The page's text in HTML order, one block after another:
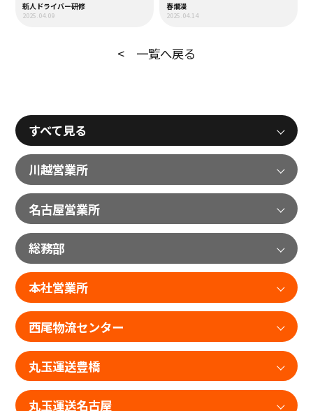
新人ドライバー研修
2025.04.09
春爛漫
2025.04.14
< 一覧へ戻る
すべて見る
川越営業所
名古屋営業所
総務部
本社営業所
西尾物流センター
丸玉運送豊橋
丸玉運送名古屋